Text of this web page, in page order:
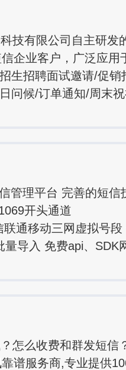
技有限公司自主研发
企业客户，广泛应用
生招聘面试邀请/促销
问候/订单通知/周末
管理平台 完善的短信
开头通道
通移动三网虚拟号
导入 免费api、SDK
怎么收费和群发短信
谱服务商,专业提供